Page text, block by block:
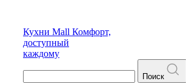
Кухни Mall Комфорт,
доступный
каждому
Поиск